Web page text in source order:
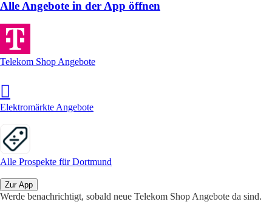
Alle Angebote in der App öffnen
Telekom Shop Angebote
Elektromärkte Angebote
Alle Prospekte für Dortmund
Zur App
Werde benachrichtigt, sobald neue Telekom Shop Angebote da sind.